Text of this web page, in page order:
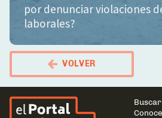
por denunciar violaciones
laborales?
VOLVER
El Portal Main